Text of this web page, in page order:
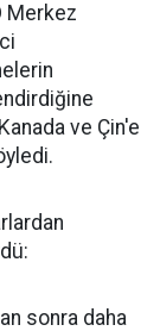
Merkez
ve Çin'e
sonra daha